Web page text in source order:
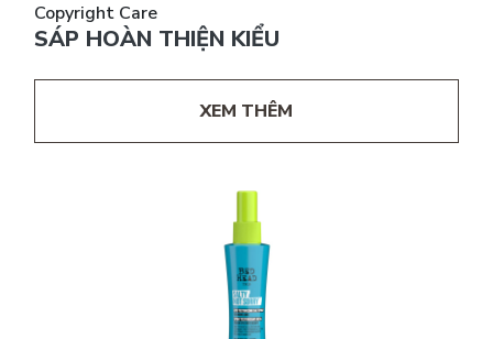
Copyright Care
SÁP HOÀN THIỆN KIỂU
XEM THÊM